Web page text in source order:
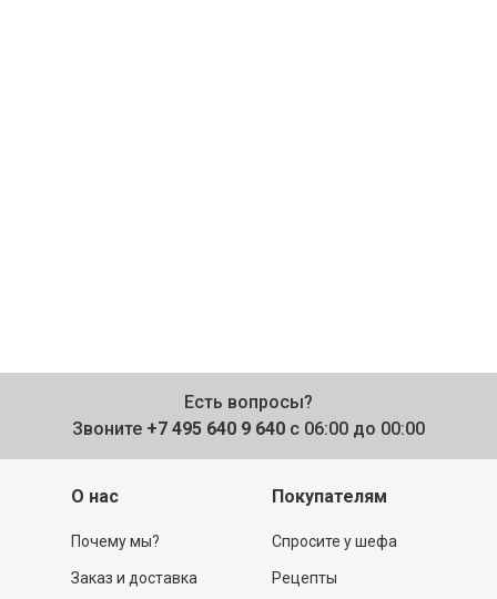
Есть вопросы?
Звоните +7 495 640 9 640 с 06:00 до 00:00
О нас
Почему мы?
Заказ и доставка
Покупателям
Спросите у шефа
Рецепты